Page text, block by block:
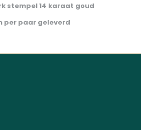
stempel 14 karaat goud
per paar geleverd